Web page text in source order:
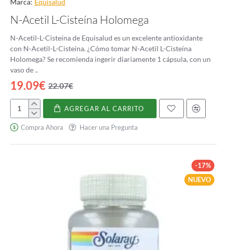
Marca: Equisalud
N-Acetil L-Cisteína Holomega
N-Acetil-L-Cisteína de Equisalud es un excelente antioxidante
con N-Acetil-L-Cisteína. ¿Cómo tomar N-Acetil L-Cisteína
Holomega? Se recomienda ingerir diariamente 1 cápsula, con un
vaso de ..
19.09€ 22.07€
Acetil
L-
Cisteína
AGREGAR AL CARRITO
Compra Ahora Hacer una Pregunta
NUEVO
-17%